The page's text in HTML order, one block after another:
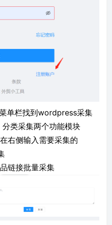
单栏找到wordpress采集
类采集两个功能模块
右侧输入需要采集的
链接批量采集